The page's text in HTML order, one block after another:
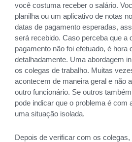
você costuma receber o salário.
planilha ou um aplicativo de notas
datas de pagamento esperadas,
será recebido. Caso perceba que a
pagamento não foi efetuado, é hora
detalhadamente. Uma abordagem
os colegas de trabalho. Muitas
acontecem de maneira geral e não
outro funcionário. Se outros
pode indicar que o problema é com
uma situação isolada.
Depois de verificar com os